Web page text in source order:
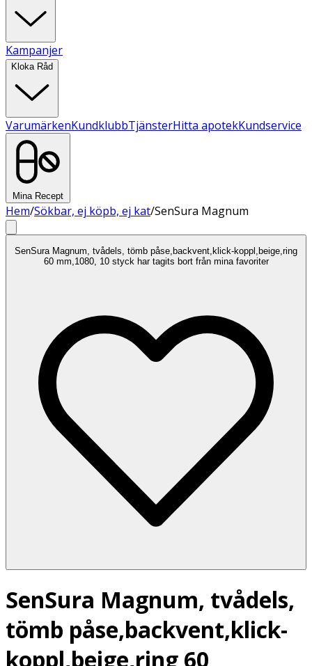
Kampanjer
Kloka Råd
VarumärkenKundklubbTjänsterHitta apotekKundservice
Mina Recept
Hem/Sökbar, ej köpb, ej kat/SenSura Magnum
SenSura Magnum, tvådels, tömb påse,backvent,klick-koppl,beige,ring
60 mm,1080, 10 styck har tagits bort från mina favoriter
SenSura Magnum, tvådels,
tömb påse,backvent,klick-
koppl,beige,ring 60